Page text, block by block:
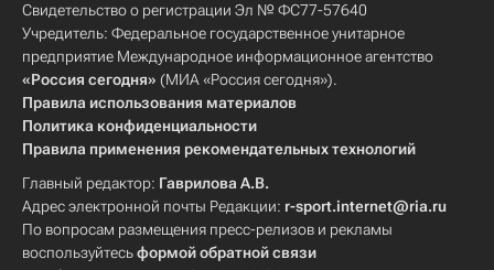
Свидетельство о регистрации Эл № ФС77-57640
Учредитель: Федеральное государственное унитарное
предприятие Международное информационное агентство
«Россия сегодня» (МИА «Россия сегодня»).
Правила использования материалов
Политика конфиденциальности
Правила применения рекомендательных технологий
Главный редактор: Гаврилова А.В.
Адрес электронной почты Редакции: r-sport.internet@ria.ru
По вопросам размещения пресс-релизов и рекламы
воспользуйтесьформой обратной связи